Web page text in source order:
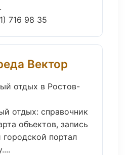
716 98 35
Вектор
отдых в Ростов-
отдых: справочник
объектов, запись
портал